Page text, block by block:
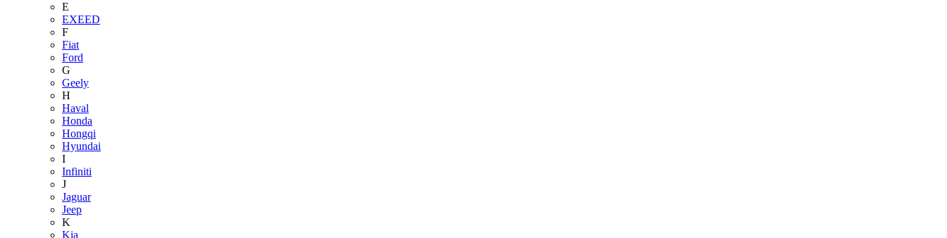
E
EXEED
F
Fiat
Ford
G
Geely
H
Haval
Honda
Hongqi
Hyundai
I
Infiniti
J
Jaguar
Jeep
K
Kia